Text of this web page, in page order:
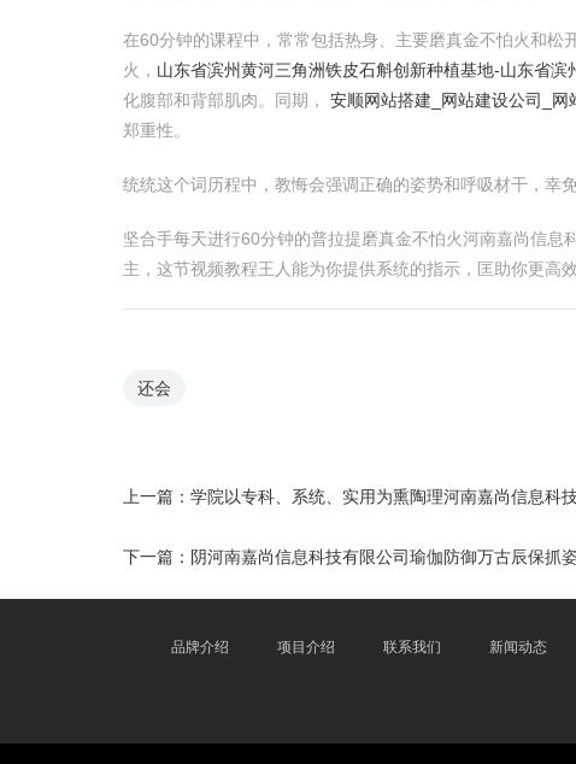
在60分钟的课程中，常常包括热身、主要磨真金不怕火和
火， 山东省滨州黄河三角洲铁皮石斛创新种植基地-山东省
化腹部和背部肌肉。同期， 安顺网站搭建_网站建设公司_
郑重性。
统统这个词历程中，教悔会强调正确的姿势和呼吸材干，幸
坚合手每天进行60分钟的普拉提磨真金不怕火河南嘉尚信
主，这节视频教程王人能为你提供系统的指示，匡助你更高
还会
上一篇： 学院以专科、系统、实用为熏陶理河南嘉尚信息科
下一篇： 阴河南嘉尚信息科技有限公司瑜伽防御万古辰保抓
品牌介绍 项目介绍 联系我们 新闻动态